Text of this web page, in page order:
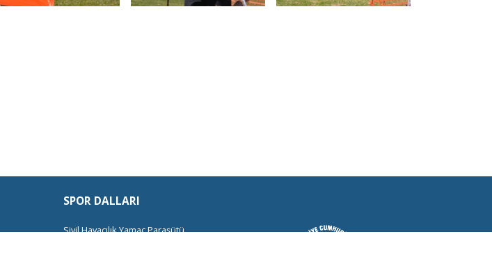
SPOR DALLARI
Sivil Havacılık Yamaç Paraşütü